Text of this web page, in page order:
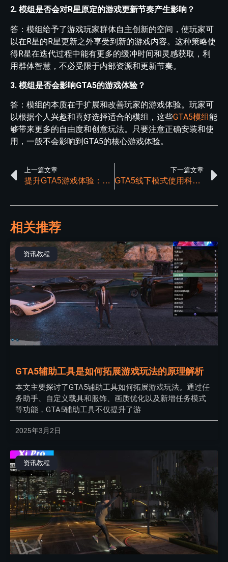
2. 模组是否会对R星原定的游戏更新节奏产生影响？
答：模组给予了游戏玩家群体自主创新的空间，使玩家可
以在R星的R星更新之外享受到新的游戏内容。这种策略使
得R星在迭代过程中能有更多的缓冲时间和灵感获取，利
用群体智慧，不必受限于内部资源和更新节奏。
3. 模组是否会影响GTA5的游戏体验？
答：模组的本质在于扩展和改善玩家的游戏体验。玩家可
以根据个人兴趣和喜好选择适合的模组，这些GTA5模组能
够带来更多的自由度和创意玩法。只要注意正确安装和使
用，一般不会影响到GTA5的核心游戏体验。
上一篇文章
提升GTA5游戏体验：解析模组的魅力
下一篇文章
GTA5线下模式使用科技工具会被惩罚吗？
相关推荐
资讯教程
GTA5辅助工具是如何拓展游戏玩法的原理解析
本文主要探讨了GTA5辅助工具如何拓展游戏玩法。通过任
务助手、自定义载具和服饰、画质优化以及新增任务模式
等功能，GTA5辅助工具不仅提升了游
2025年3月2日
资讯教程